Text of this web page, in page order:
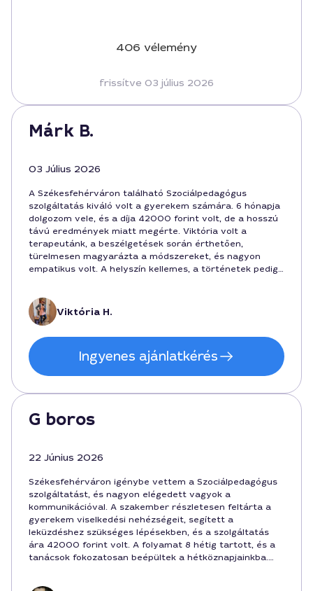
406 vélemény
frissítve 03 július 2026
Márk B.
03 Július 2026
A Székesfehérváron található Szociálpedagógus
szolgáltatás kiváló volt a gyerekem számára. 6 hónapja
dolgozom vele, és a díja 42000 forint volt, de a hosszú
távú eredmények miatt megérte. Viktória volt a
terapeutánk, a beszélgetések során érthetően,
türelmesen magyarázta a módszereket, és nagyon
empatikus volt. A helyszín kellemes, a történetek pedig
Viktória H.
Ingyenes ajánlatkérés
G boros
22 Június 2026
Székesfehérváron igénybe vettem a Szociálpedagógus
szolgáltatást, és nagyon elégedett vagyok a
kommunikációval. A szakember részletesen feltárta a
gyerekem viselkedési nehézségeit, segített a
leküzdéshez szükséges lépésekben, és a szolgáltatás
ára 42000 forint volt. A folyamat 8 hétig tartott, és a
tanácsok fokozatosan beépültek a hétköznapjainkba.